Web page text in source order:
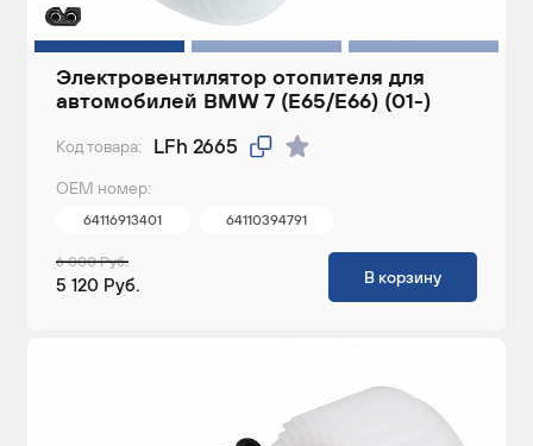
Электровентилятор отопителя для
автомобилей BMW 7 (E65/E66) (01-)
Код товара: LFh 2665
ОЕМ номер:
64116913401 64110394791
6 000 Руб.
5 120 Руб. В корзину